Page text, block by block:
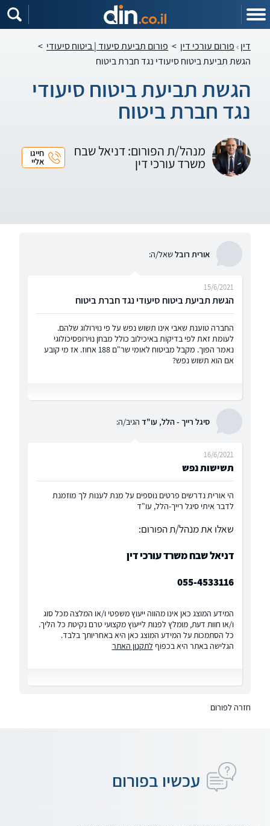
דין פורום עורכי דין > פורום תביעת סיעוד | ביטוח סיעודי >
הגשת תביעת ביטוח סיעודי נגד חברת ביטוח
הגשת תביעת ביטוח סיעודי
נגד חברת ביטוח
מנהל/ת הפורום: דניאל שבח
משרד עורכי דין
חייגו
אליי
אורית רובלשאל/ה:
הגשת תביעת ביטוח סיעודי נגד חברת ביטוח
15/6/2021
החברה טוענת שאבי אינו תשוש נפש על פי נוירולוג שלהם.
לעומת זאת לפי בדיקות באיכילוב כולל מבחן נוירופסיכולוגי
נאמר הפוך. מקבל מביטוח לאומי שר"ם 188 אחוז. אז מי קובע
אם הוא תשוש נפש?
סיגל רייך - הלל, עו"ד הגיב/ה:
תשישות נפש
16/6/2021
הי אורית נדרשים פרטים נוספים על מנת לענות לך מוזמנת
לדבר איתי סיגל רייך-הלל, עו"ד
שאלו את מנהל/ת הפורום:
דניאל שבח משרד עורכי דין
055-4533116
המידע המוצג כאן אינו מהווה ייעוץ משפטי ו/או המלצה מכל סוג
ו/או חוות דעת, מומלץ לפנות לייעוץ מקצועי טרם נקיטת כל הליך.
כל הסתמכות על המידע המוצג כאן היא באחריותך בלבד.
הגלישה באתר היא בכפוף לתקנון האתר
חזרה לפורום
עכשיו בפורום